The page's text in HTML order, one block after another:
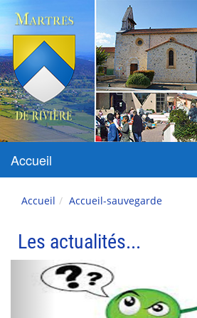
Martres-de-Rivière
Accueil
Accueil Accueil-sauvegarde
Les actualités...